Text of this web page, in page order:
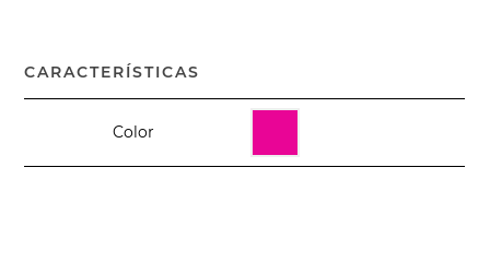
CARACTERÍSTICAS
Color